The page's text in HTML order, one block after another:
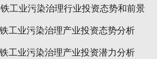
工业污染治理行业投资态势和前景
工业污染治理产业投资态势分析
工业污染治理产业投资潜力分析